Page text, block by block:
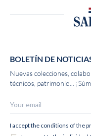
BOLETÍN DE
Nuevas colecciones,
técnicos, patrimonio...